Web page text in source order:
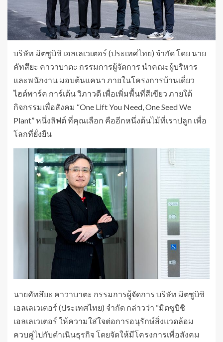
บริษัท มิตซูบิชิ เอลเลเวเตอร์ (ประเทศไทย) จำกัด โดย นาย
คัทสึยะ คาวาบาตะ กรรมการผู้จัดการ นำคณะผู้บริหาร
และพนักงาน มอบต้นแคนา ภายในโครงการบ้านเดี่ยว
ไฮด์พาร์ค การ์เด้น วิภาวดี เพื่อเพิ่มพื้นที่สีเขียว ภายใต้
กิจกรรมเพื่อสังคม “One Lift You Need, One Seed We
Plant” หนึ่งลิฟต์ ที่คุณเลือก คืออีกหนึ่งต้นไม้ที่เราปลูก เพื่อ
โลกที่ยั่งยืน
นายคัทสึยะ คาวาบาตะ กรรมการผู้จัดการ บริษัท มิตซูบิชิ
เอลเลเวเตอร์ (ประเทศไทย) จำกัด กล่าวว่า “มิตซูบิชิ
เอลเลเวเตอร์ ให้ความใส่ใจต่อการอนุรักษ์สิ่งแวดล้อม
ควบคู่ไปกับดำเนินธุรกิจ โดยจัดให้มีโครงการเพื่อสังคม